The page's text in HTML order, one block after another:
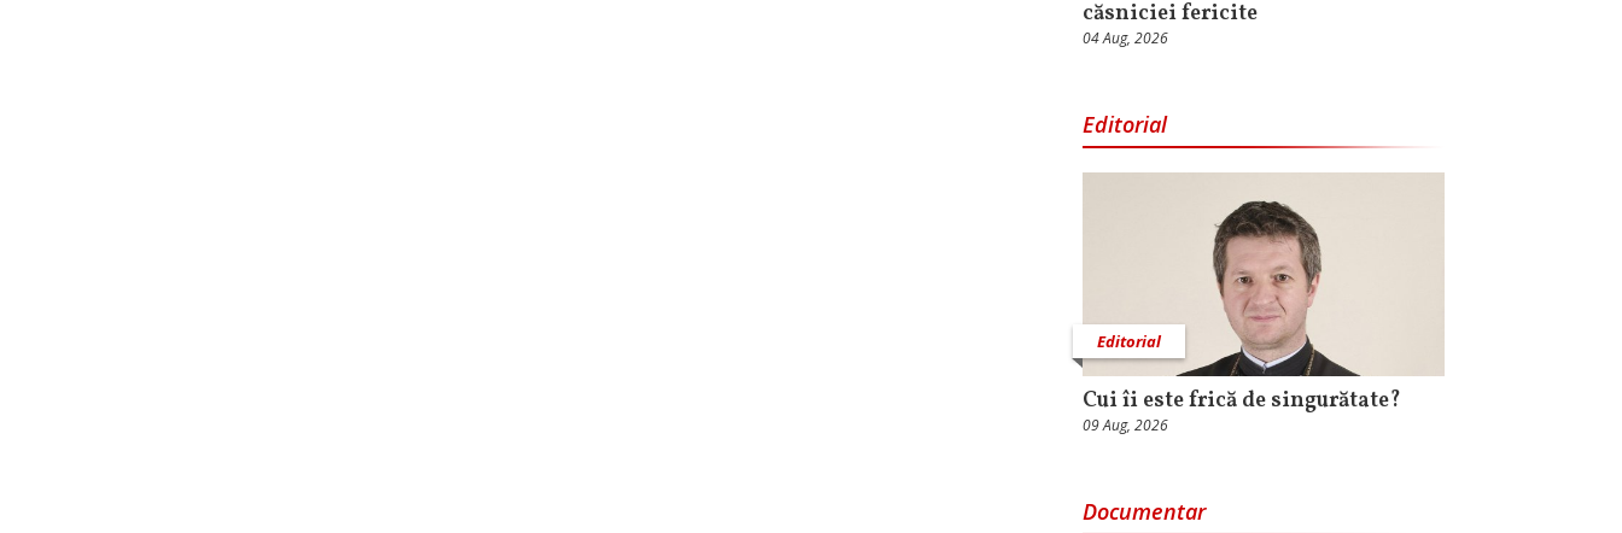
căsniciei fericite
04 Aug, 2026
Editorial
Editorial
Cui îi este frică de singurătate?
09 Aug, 2026
Documentar